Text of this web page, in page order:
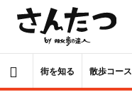
街を知る 散歩コース